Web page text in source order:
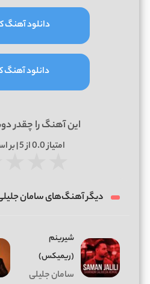
دانلود آهنگ
دانلود آهنگ
این آهنگ را چقدر
امتیاز0.0از 5 | بر اساس
دیگر آهنگ‌های سامان
شیرینم
(ریمیکس)
سامان جلیلی